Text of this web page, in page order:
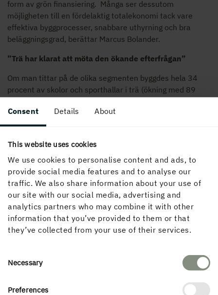
Consent Details About
This website uses cookies
We use cookies to personalise content and ads, to
provide social media features and to analyse our
traffic. We also share information about your use of
our site with our social media, advertising and
analytics partners who may combine it with other
information that you’ve provided to them or that
they’ve collected from your use of their services.
Consent
Necessary
Preferences
form av grön finansiering. Många ser dessutom
möjligheten till en fördelaktig totalekonomi tack vare
effektiva byggprocesser, snabbare uthyrning och bra
beläggningsgrad, berättar Marcus Bolander.
”Trä har klarat att möta den ökande efterfrågan”
Om man tittar på de olika segmenten byggdes hela 34
procent av skolor och sporthallar i trä (ökning med 89
och lager ligger på 22 procent (+69 %) och kontor, affärer
och hotell på 21 procent (+75 %). Vad gäller
senaste tiden på grund av sjunkande efterfrågan, men
andelen nybyggda flerbostadshus har ökat från 9 till 17
procent under de senaste fyra åren. På Prognoscentret
som har tagit fram statistiken menar man att det finns
flera orsaker till att trä tar marknadsandelar inom
samtliga segment:
– En orsak kan vara att trä på ett bra sätt klarat att möta
den starka ökningen i efterfrågan som skedde fram till
att bygga var en begränsande faktor. Inom offentligt
byggande har även andelen temporära byggnader ökat
klimatfokus hos offentliga beslutsfattare sannolikt ökat